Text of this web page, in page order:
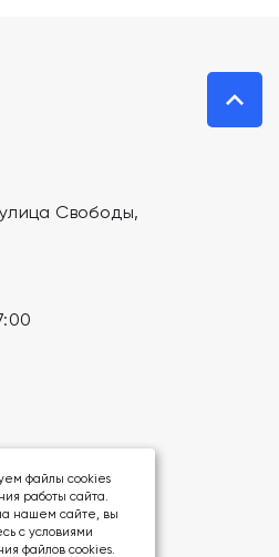
Свободы,
файлы cookies
работы сайта.
нашем сайте, вы
с условиями
файлов cookies.